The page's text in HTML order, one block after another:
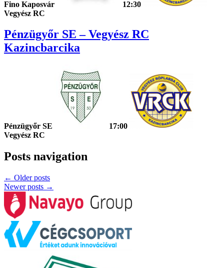
Fino Kaposvár
12:30
Vegyész RC
Pénzügyőr SE – Vegyész RC
Kazincbarcika
Pénzügyőr SE
17:00
Vegyész RC
Posts navigation
← Older posts
Newer posts →